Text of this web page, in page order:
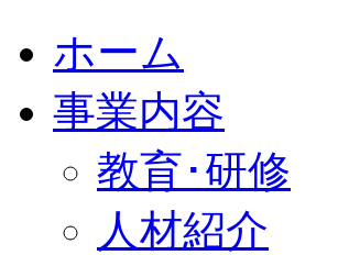
ホーム
事業内容
教育･研修
人材紹介